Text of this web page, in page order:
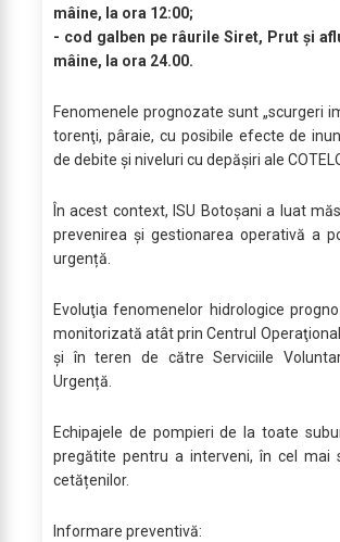
mâine, la ora 12:00;
- cod galben pe râurile Siret, Prut și
mâine, la ora 24.00.
Fenomenele prognozate sunt „scurgeri
torenţi, pâraie, cu posibile efecte de
de debite şi niveluri cu depăşiri ale
În acest context, ISU Botoșani a luat
prevenirea și gestionarea operativă a
urgență.
Evoluţia fenomenelor hidrologice
monitorizată atât prin Centrul
și în teren de către Serviciile
Urgență.
Echipajele de pompieri de la toate
pregătite pentru a interveni, în cel mai
cetățenilor.
Informare preventivă: